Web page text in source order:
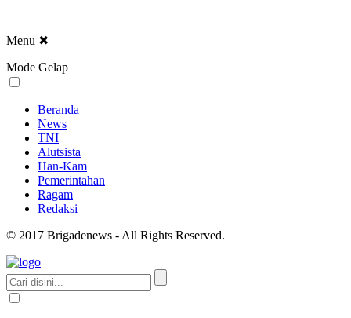
Menu ✖
Mode Gelap
Beranda
News
TNI
Alutsista
Han-Kam
Pemerintahan
Ragam
Redaksi
© 2017 Brigadenews - All Rights Reserved.